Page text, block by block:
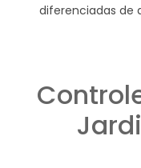
diferenciadas de